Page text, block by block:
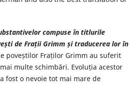
compuse în titlurile
de Frații Grimm și traducerea lor în
poveștilor Fraților Grimm au suferit
multe schimbări. Evoluția acestor
fost o nevoie tot mai mare de